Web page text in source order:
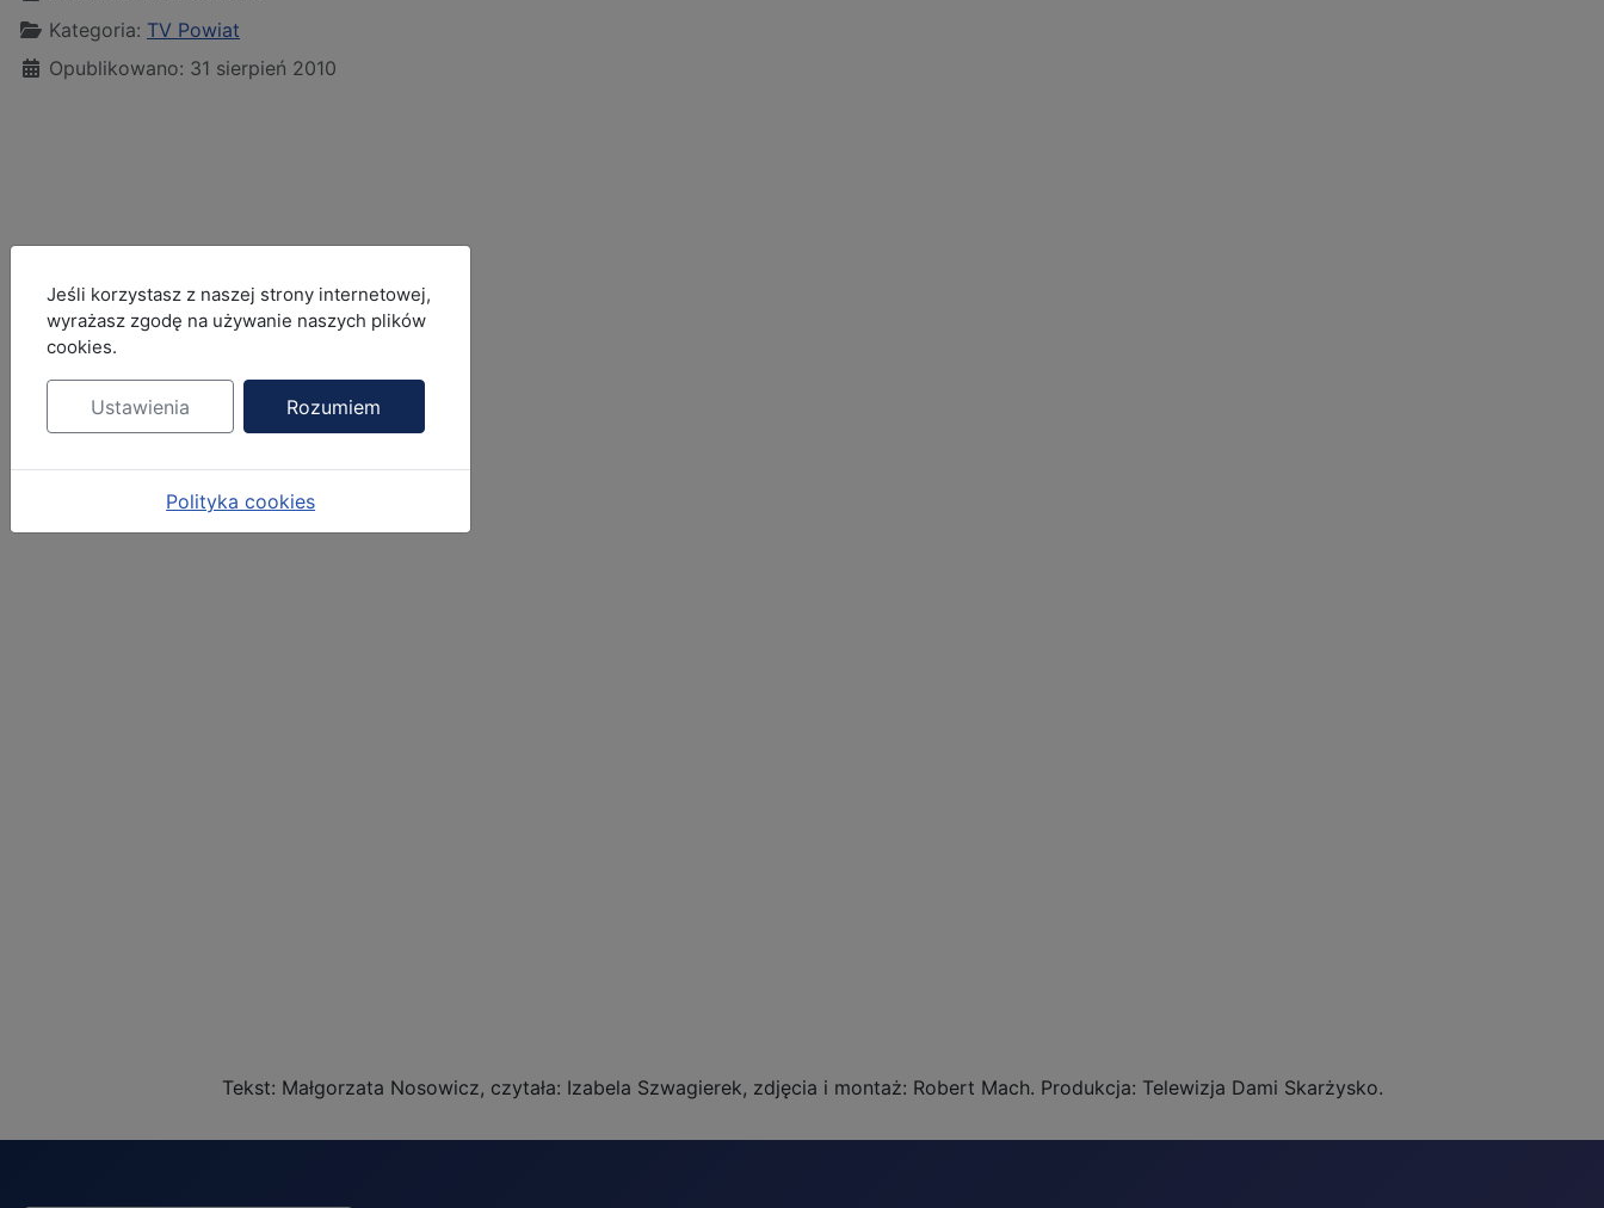
Kategoria: TV Powiat
Opublikowano: 31 sierpień 2010
Tekst: Małgorzata Nosowicz, czytała: Izabela Szwagierek, zdjęcia i montaż: Robert Mach. Produkcja: Telewizja Dami Skarżysko.
MOD_JBCOOKIES_LANG_HEADER_DEFAULT
Jeśli korzystasz z naszej strony internetowej,
wyrażasz zgodę na używanie naszych plików
cookies.
Ustawienia Rozumiem
Polityka cookies